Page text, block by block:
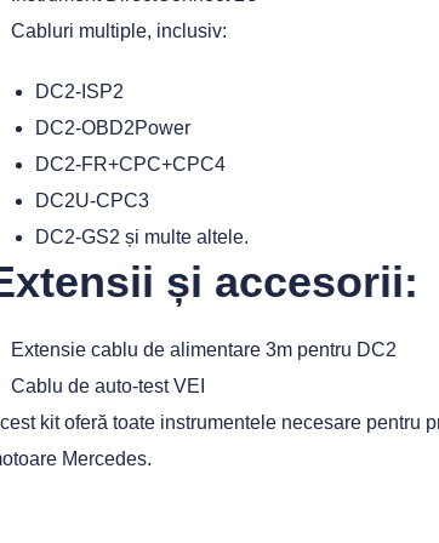
Cabluri multiple, inclusiv:
DC2-ISP2
DC2-OBD2Power
DC2-FR+CPC+CPC4
DC2U-CPC3
DC2-GS2 și multe altele.
și accesorii:
Extensie cablu de alimentare 3m pentru DC2
Cablu de auto-test VEI
kit oferă toate instrumentele necesare pentru
Mercedes.